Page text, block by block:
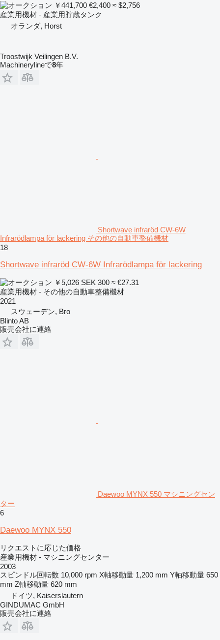
￥441,700 €2,400 ≈ $2,756
産業用機材 - 産業用貯蔵タンク
オランダ, Horst
Troostwijk Veilingen B.V.
Machinerylineで8年
Shortwave infraröd CW-6W
Infrarödlampa för lackering その他の自動車整備機材
18
Shortwave infraröd CW-6W Infrarödlampa för lackering
￥5,026 SEK 300 ≈ €27.31
産業用機材 - その他の自動車整備機材
2021
スウェーデン, Bro
Blinto AB
販売会社に連絡
Daewoo MYNX 550 マシニングセン
ター
6
Daewoo MYNX 550
リクエストに応じた価格
産業用機材 - マシニングセンター
2003
スピンドル回転数 10,000 rpm X軸移動量 1,200 mm Y軸移動量 650
mm Z軸移動量 620 mm
ドイツ, Kaiserslautern
GINDUMAC GmbH
販売会社に連絡